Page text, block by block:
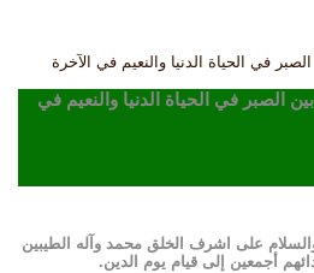
في الحياة الدنيا والنعيم في الآخرة
الصبر في الحياة الدنيا والنعيم في
والسلام على اشرف الخلق محمد وآله الطيبين
أجمعين إلى قيام يوم الدين.